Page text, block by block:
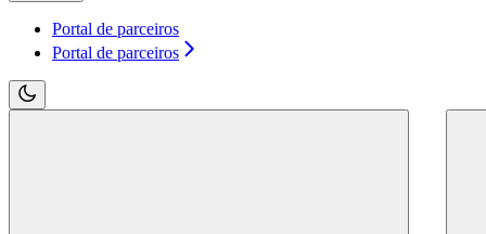
Portal de parceiros
Portal de parceiros